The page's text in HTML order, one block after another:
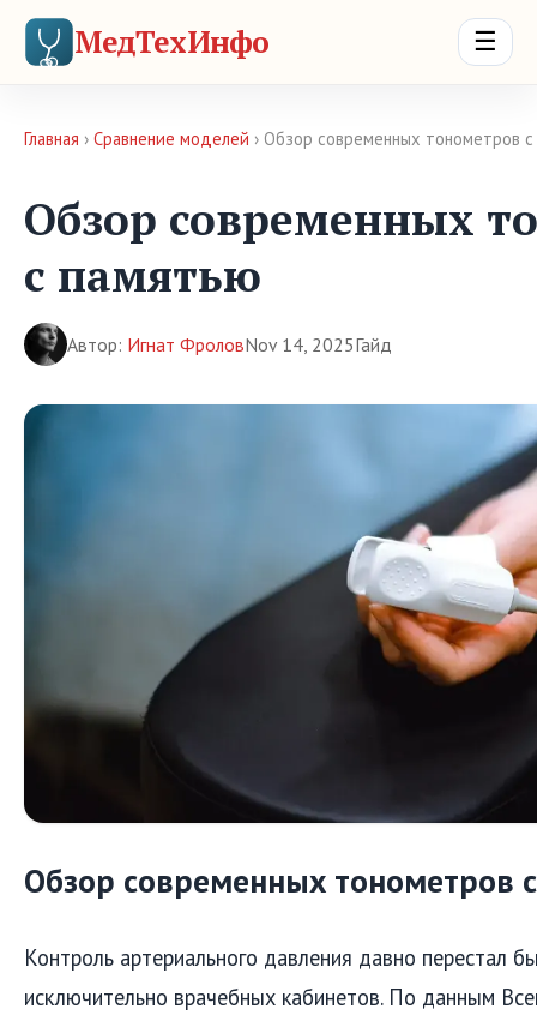
МедТехИнфо ☰
Главная › Сравнение моделей › Обзор современных тонометров
Обзор современных
с памятью
Автор: Игнат ФроловNov 14, 2025Гайд
Обзор современных тонометров
Контроль артериального давления давно перестал
исключительно врачебных кабинетов. По данным